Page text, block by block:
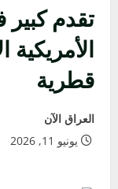
تقدم
الأمريكية
قطرية
العراق الآن
يونيو 11, 2026